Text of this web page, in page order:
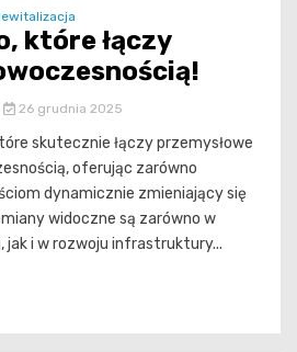
które łączy
26 grudnia 2025
skutecznie łączy przemysłowe
oferując zarówno
dynamicznie zmieniający się
widoczne są zarówno w
jak i w rozwoju infrastruktury...